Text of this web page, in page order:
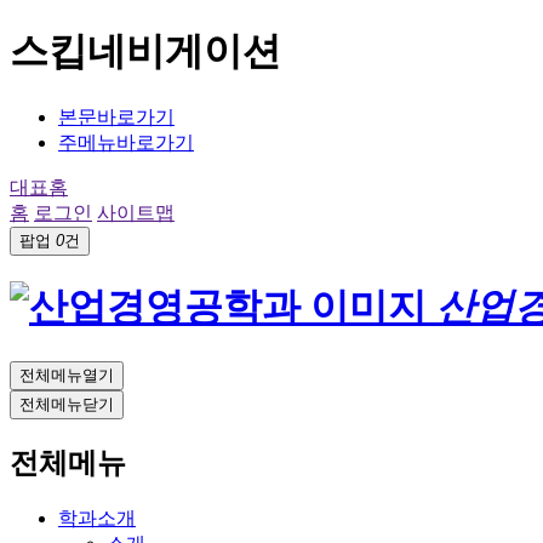
스킵네비게이션
본문바로가기
주메뉴바로가기
대표홈
홈 로그인 사이트맵
팝업 0건
산업
전체메뉴열기
전체메뉴닫기
전체메뉴
학과소개